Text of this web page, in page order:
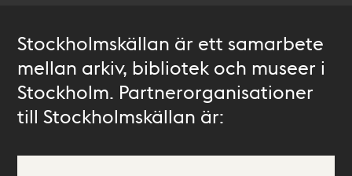
Stockholmskällan är ett samarbete
mellan arkiv, bibliotek och museer i
Stockholm. Partnerorganisationer
till Stockholmskällan är: